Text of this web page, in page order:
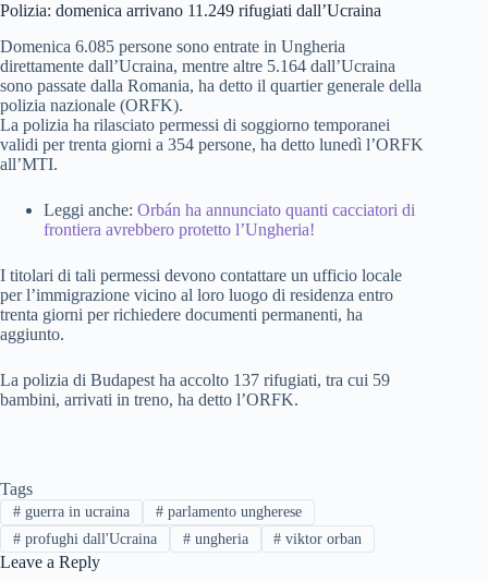
Polizia: domenica arrivano 11.249 rifugiati dall’Ucraina
Domenica 6.085 persone sono entrate in Ungheria
direttamente dall’Ucraina, mentre altre 5.164 dall’Ucraina
sono passate dalla Romania, ha detto il quartier generale della
polizia nazionale (ORFK).
La polizia ha rilasciato permessi di soggiorno temporanei
validi per trenta giorni a 354 persone, ha detto lunedì l’ORFK
all’MTI.
Leggi anche: Orbán ha annunciato quanti cacciatori di
frontiera avrebbero protetto l’Ungheria!
I titolari di tali permessi devono contattare un ufficio locale
per l’immigrazione vicino al loro luogo di residenza entro
trenta giorni per richiedere documenti permanenti, ha
aggiunto.
La polizia di Budapest ha accolto 137 rifugiati, tra cui 59
bambini, arrivati in treno, ha detto l’ORFK.
Tags
#guerra in ucraina #parlamento ungherese
#profughi dall'Ucraina #ungheria # viktor orban
Leave a Reply